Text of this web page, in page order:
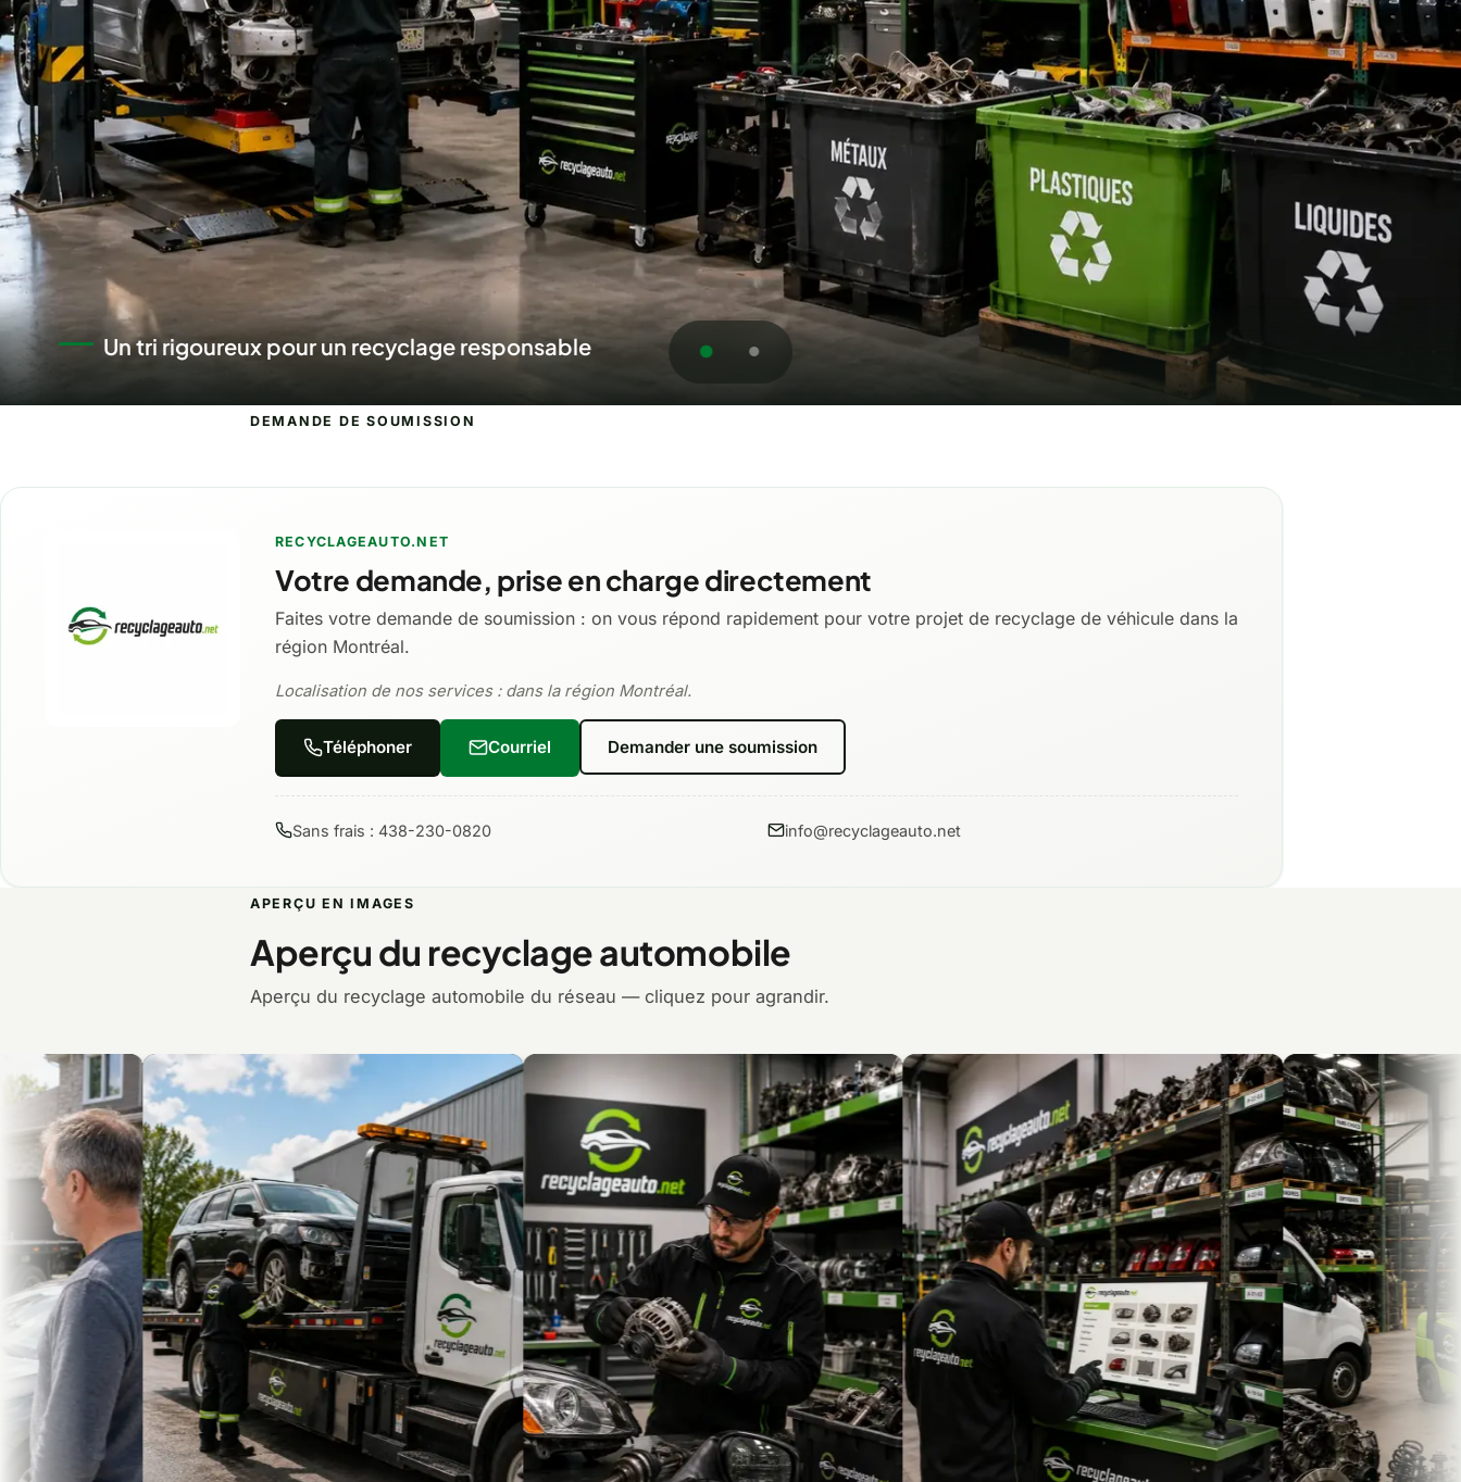
Un centre de recyclage automobile au service du Québec
DEMANDE DE SOUMISSION
RECYCLAGEAUTO.NET
Votre demande, prise en charge directement
Faites votre demande de soumission : on vous répond rapidement pour votre projet de recyclage de véhicule dans la
région Montréal.
Localisation de nos services : dans la région Montréal.
Téléphoner Courriel Demander une soumission
Sans frais : 438-230-0820 info@recyclageauto.net
APERÇU EN IMAGES
Aperçu du recyclage automobile
Aperçu du recyclage automobile du réseau — cliquez pour agrandir.